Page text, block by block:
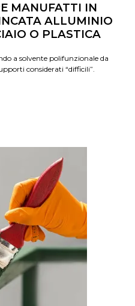
MANUFATTI IN
ALLUMINIO
O PLASTICA
a solvente polifunzionale da
considerati “difficili”.